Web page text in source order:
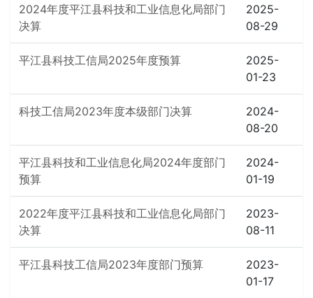
2024年度平江县科技和工业信息化局部门
决算
2025-
08-29
平江县科技工信局2025年度预算
2025-
01-23
科技工信局2023年度本级部门决算
2024-
08-20
平江县科技和工业信息化局2024年度部门
预算
2024-
01-19
2022年度平江县科技和工业信息化局部门
决算
2023-
08-11
平江县科技工信局2023年度部门预算
2023-
01-17